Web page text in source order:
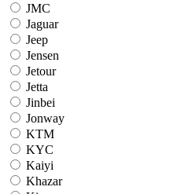
JMC
Jaguar
Jeep
Jensen
Jetour
Jetta
Jinbei
Jonway
KTM
KYC
Kaiyi
Khazar